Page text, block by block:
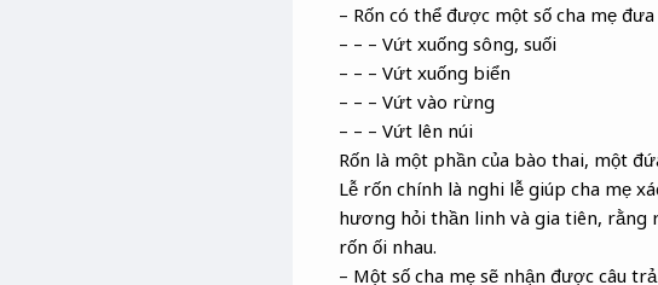
– Rốn có thể được một số cha mẹ
– – – Vứt xuống sông, suối
– – – Vứt xuống biển
– – – Vứt vào rừng
– – – Vứt lên núi
Rốn là một phần của bào thai, một
Lễ rốn chính là nghi lễ giúp cha mẹ
hương hỏi thần linh và gia tiên, rằng
rốn ối nhau.
– Một số cha mẹ sẽ nhận được câu